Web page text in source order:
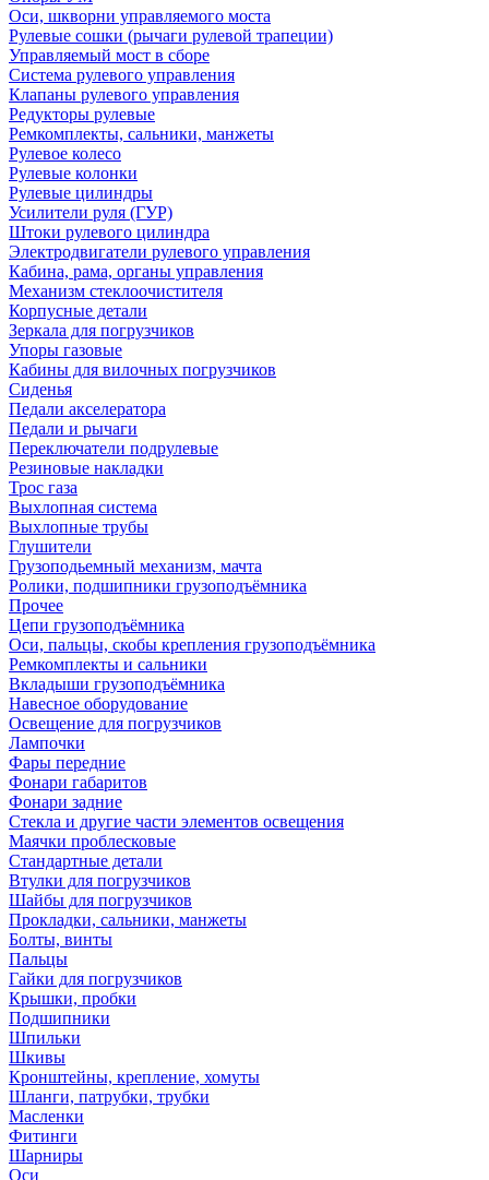
Оси, шкворни управляемого моста
Рулевые сошки (рычаги рулевой трапеции)
Управляемый мост в сборе
Система рулевого управления
Клапаны рулевого управления
Редукторы рулевые
Ремкомплекты, сальники, манжеты
Рулевое колесо
Рулевые колонки
Рулевые цилиндры
Усилители руля (ГУР)
Штоки рулевого цилиндра
Электродвигатели рулевого управления
Кабина, рама, органы управления
Механизм стеклоочистителя
Корпусные детали
Зеркала для погрузчиков
Упоры газовые
Кабины для вилочных погрузчиков
Сиденья
Педали акселератора
Педали и рычаги
Переключатели подрулевые
Резиновые накладки
Трос газа
Выхлопная система
Выхлопные трубы
Глушители
Грузоподьемный механизм, мачта
Ролики, подшипники грузоподъёмника
Прочее
Цепи грузоподъёмника
Оси, пальцы, скобы крепления грузоподъёмника
Ремкомплекты и сальники
Вкладыши грузоподъёмника
Навесное оборудование
Освещение для погрузчиков
Лампочки
Фары передние
Фонари габаритов
Фонари задние
Стекла и другие части элементов освещения
Маячки проблесковые
Стандартные детали
Втулки для погрузчиков
Шайбы для погрузчиков
Прокладки, сальники, манжеты
Болты, винты
Пальцы
Гайки для погрузчиков
Крышки, пробки
Подшипники
Шпильки
Шкивы
Кронштейны, крепление, хомуты
Шланги, патрубки, трубки
Масленки
Фитинги
Шарниры
Оси